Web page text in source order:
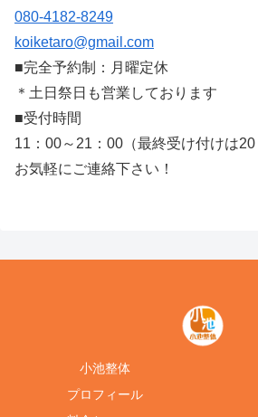
080-4182-8249
koiketaro@gmail.com
■完全予約制：月曜定休
＊土日祭日も営業しております
■受付時間
11：00～21：00（最終受け付けは20
お気軽にご連絡下さい！
小池整体
プロフィール